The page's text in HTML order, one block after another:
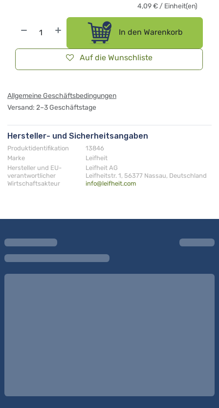
In den Warenkorb
Auf die Wunschliste
4,09€/ Einheit(en)
Allgemeine Geschäftsbedingungen
Versand: 2–3 Geschäftstage
Hersteller- und Sicherheitsangaben
Produktidentifikation
13846
Marke
Leifheit
Hersteller und EU-
verantwortlicher
Wirtschaftsakteur
Leifheit AG
Leifheitstr. 1, 56377 Nassau, Deutschland
info@leifheit.com